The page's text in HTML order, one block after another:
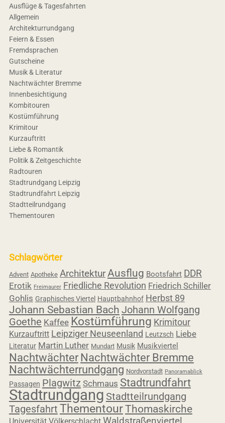
Ausflüge & Tagesfahrten
Allgemein
Architekturrundgang
Feiern & Essen
Fremdsprachen
Gutscheine
Musik & Literatur
Nachtwächter Bremme
Innenbesichtigung
Kombitouren
Kostümführung
Krimitour
Kurzauftritt
Liebe & Romantik
Politik & Zeitgeschichte
Radtouren
Stadtrundgang Leipzig
Stadtrundfahrt Leipzig
Stadtteilrundgang
Thementouren
Schlagwörter
Advent Apotheke Architektur Ausflug Bootsfahrt DDR
Erotik Freimaurer Friedliche Revolution Friedrich Schiller
Gohlis Graphisches Viertel Hauptbahnhof Herbst 89
Johann Sebastian Bach Johann Wolfgang
Goethe Kaffee Kostümführung Krimitour
Kurzauftritt Leipziger Neuseenland Leutzsch Liebe
Literatur Martin Luther Mundart Musik Musikviertel
NachtwächterNachtwächter Bremme
Nachtwächterrundgang Nordvorstadt Panoramablick
Passagen Plagwitz Schmaus Stadtrundfahrt
Stadtrundgang Stadtteilrundgang
Tagesfahrt ThementourThomaskirche
Waldstraßenviertel